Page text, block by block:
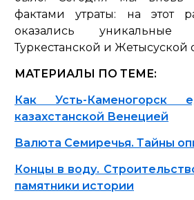
фактами утраты: на этот
оказались
Туркестанской и Жетысуской
МАТЕРИАЛЫ ПО ТЕМЕ:
Как Усть-
казахстанской Венецией
Валюта Семиречья. Тайны
Концы в воду.
памятники истории